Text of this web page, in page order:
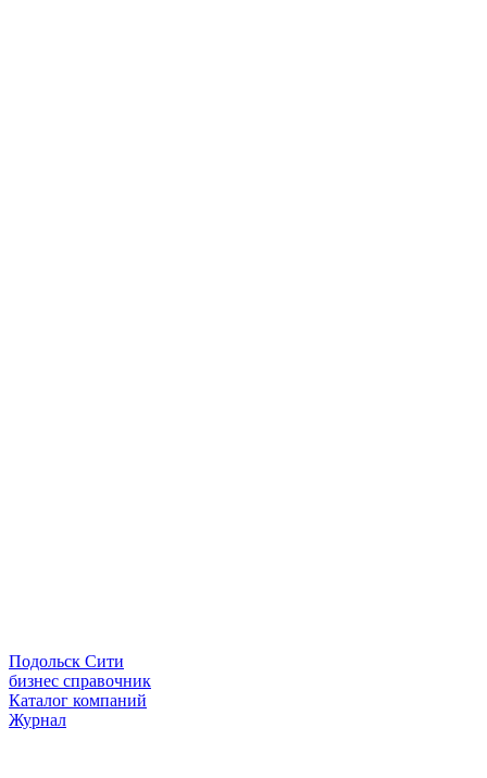
Подольск Сити
бизнес справочник
Каталог компаний
Журнал